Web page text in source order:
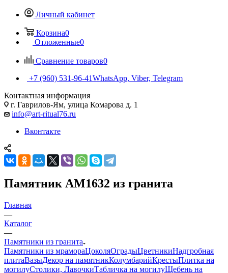
Личный кабинет
Корзина0
Отложенные0
Сравнение товаров0
+7 (960) 531-96-41WhatsApp, Viber, Telegram
Контактная информация
г. Гаврилов-Ям, улица Комарова д. 1
info@art-ritual76.ru
Вконтакте
Памятник AM1632 из гранита
Главная
—
Каталог
—
Памятники из гранита
Памятники из мрамораЦоколяОградыЦветникиНадгробная
плитаВазыДекор на памятникКолумбарийКрестыПлитка на
могилуСтолики, ЛавочкиТабличка на могилуЩебень на